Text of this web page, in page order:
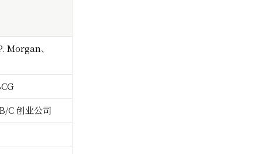
Morgan、
C 创业公司